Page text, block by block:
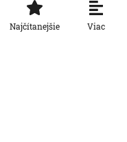
Najčítanejšie Viac